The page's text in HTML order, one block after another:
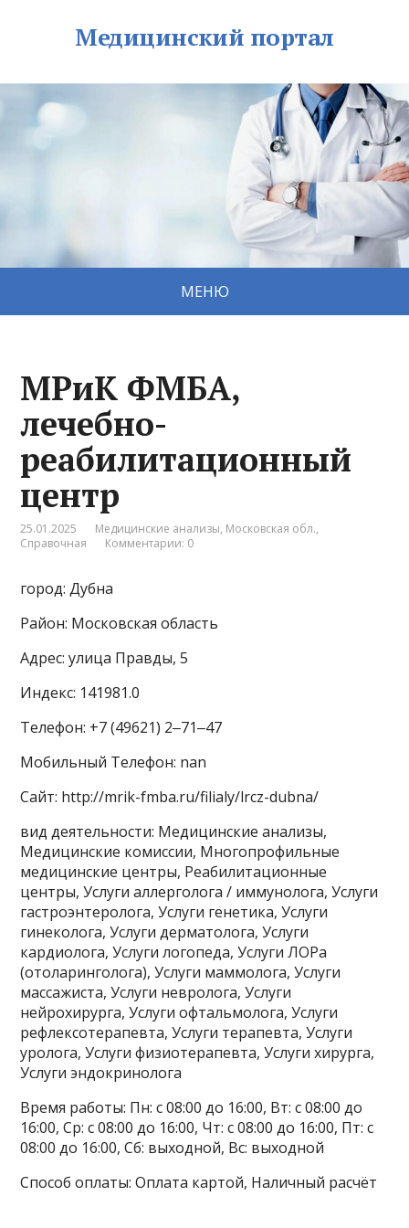
Медицинский портал
МЕНЮ
МРиК ФМБА,
лечебно-
реабилитационный
центр
25.01.2025 Медицинские анализы, Московская обл.,
Справочная
Комментарии: 0
город: Дубна
Район: Московская область
Адрес: улица Правды, 5
Индекс: 141981.0
Телефон: +7 (49621) 2‒71‒47
Мобильный Телефон: nan
Сайт: http://mrik-fmba.ru/filialy/lrcz-dubna/
вид деятельности: Медицинские анализы,
Медицинские комиссии, Многопрофильные
медицинские центры, Реабилитационные
центры, Услуги аллерголога / иммунолога, Услуги
гастроэнтеролога, Услуги генетика, Услуги
гинеколога, Услуги дерматолога, Услуги
кардиолога, Услуги логопеда, Услуги ЛОРа
(отоларинголога), Услуги маммолога, Услуги
массажиста, Услуги невролога, Услуги
нейрохирурга, Услуги офтальмолога, Услуги
рефлексотерапевта, Услуги терапевта, Услуги
уролога, Услуги физиотерапевта, Услуги хирурга,
Услуги эндокринолога
Время работы: Пн: с 08:00 до 16:00, Вт: с 08:00 до
16:00, Ср: с 08:00 до 16:00, Чт: с 08:00 до 16:00, Пт: с
08:00 до 16:00, Сб: выходной, Вс: выходной
Способ оплаты: Оплата картой, Наличный расчёт